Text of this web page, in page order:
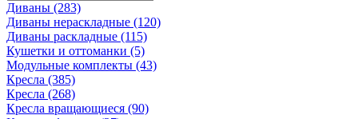
Диваны (283)
Диваны нераскладные (120)
Диваны раскладные (115)
Кушетки и оттоманки (5)
Модульные комплекты (43)
Кресла (385)
Кресла (268)
Кресла вращающиеся (90)